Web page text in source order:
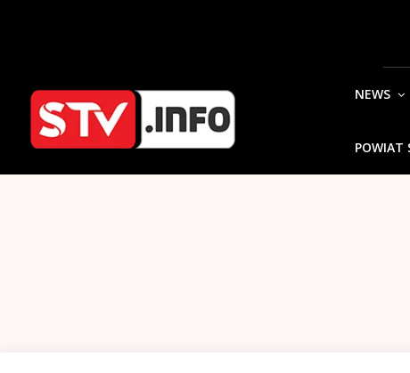
NEWS
POWIAT